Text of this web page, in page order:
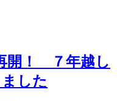
開！ ７年越し
した